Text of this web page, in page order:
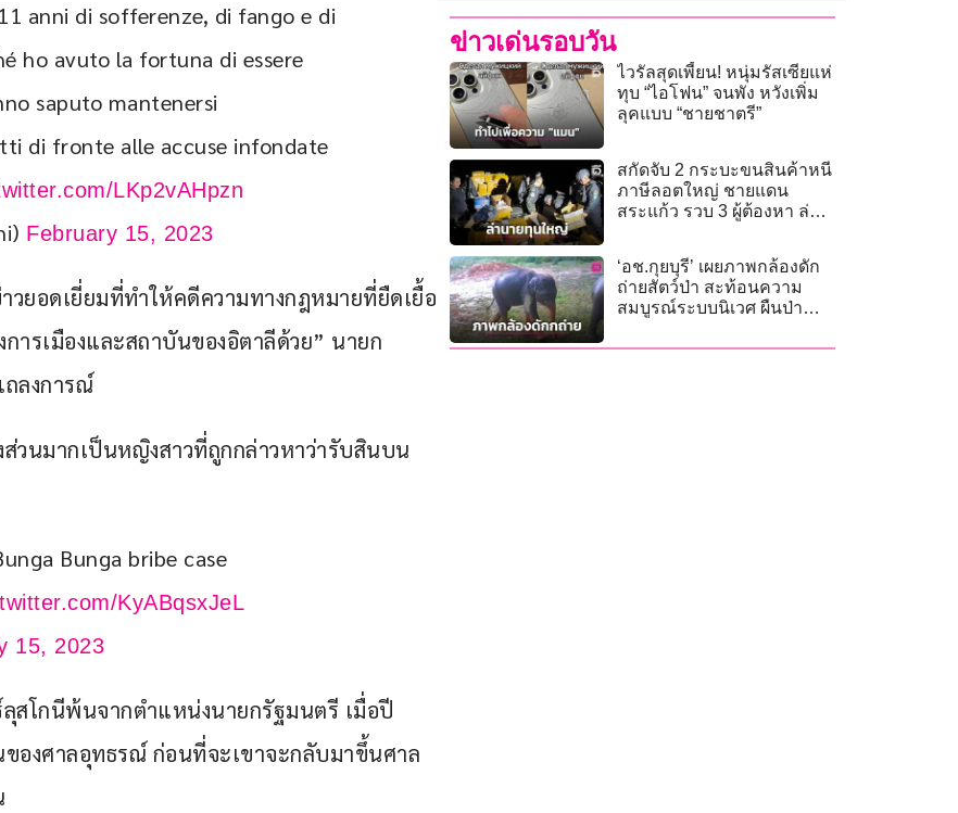
anni di sofferenze, di fango e di
ho avuto la fortuna di essere
saputo mantenersi
di fronte alle accuse infondate
LKp2vAHpzn
February 15, 2023
ยอดเยี่ยมที่ทำให้คดีความทางกฎหมายที่ยืดเยื้อ
ารเมืองและสถาบันของอิตาลีด้วย” นายก
ถลงการณ์
วนมากเป็นหญิงสาวที่ถูกกล่าวหาว่ารับสินบน
Bunga bribe case
KyABqsxJeL
15, 2023
ลุสโกนีพ้นจากตำแหน่งนายกรัฐมนตรี เมื่อปี
องศาลอุทธรณ์ ก่อนที่จะเขาจะกลับมาขึ้นศาล
ข่าวเด่นรอบวัน
ไวรัลสุดเพี้ยน! หนุ่มรัสเซียแห่
ทุบ “ไอโฟน” จนพัง หวังเพิ่ม
ลุคแบบ “ชายชาตรี”
สกัดจับ 2 กระบะขนสินค้าหนี
ภาษีลอตใหญ่ ชายแดน
สระแก้ว รวบ 3 ผู้ต้องหา ล่า
‘อช.กุยบุรี’ เผยภาพกล้องดัก
ถ่ายสัตว์ป่า สะท้อนความ
สมบูรณ์ระบบนิเวศ ผืนป่า